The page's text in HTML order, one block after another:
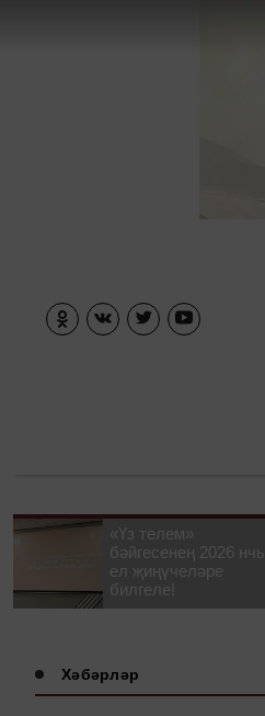
«Үз телем»
бәйгесенең 2026 нчы
ел җиңүчеләре
билгеле!
Хәбәрләр